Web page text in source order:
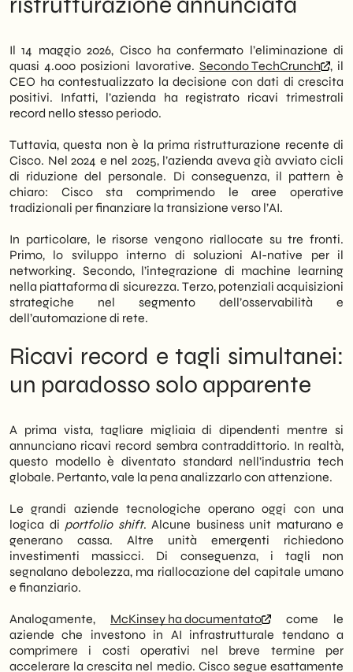
La lettura di SHM Studio: cosa cambia per
Il cantiere ancora aperto: dove Cisco non
ha ancora risposto
Next moves: cosa conviene fare adesso
trimestre da ricavi record. Pertanto, il
precisa riconfigurazione strategica verso
l’intelligenza artificiale infrastrutturale.
Inoltre, questa mossa segue altri cicli di
ristrutturazione avviati negli anni
precedenti. Di conseguenza, il mercato del
networking enterprise e della cloud security
sta cambiando rapidamente. Le risorse
liberate dai tagli vengono riallocate su R&D
e acquisizioni legate all’AI. In particolare,
Cisco punta a integrare capacità di
machine learning direttamente nei propri
stack di rete e sicurezza.
Per le PMI italiane B2B e retail, questo
scenario ha implicazioni concrete. Noi di
SHM Studio
osserviamo che i vendor di
riferimento stanno ridefinendo le proprie
aziende di medie dimensioni devono
aggiornare le proprie strategie digitali.SHM
Studio
supporta le PMI nell’interpretare
questi cambiamenti e nel tradurli in scelte
alla presenza digitale.
Il 14 maggio 2026, Cisco ha confermato l’eliminazione di
quasi 4.000 posizioni lavorative. Secondo TechCrunch
, il
CEO ha contestualizzato la decisione con dati di crescita
positivi. Infatti, l’azienda ha registrato ricavi trimestrali
record nello stesso periodo.
Tuttavia, questa non è la prima ristrutturazione recente di
Cisco. Nel 2024 e nel 2025, l’azienda aveva già avviato cicli
di riduzione del personale. Di conseguenza, il pattern è
chiaro: Cisco sta comprimendo le aree operative
tradizionali per finanziare la transizione verso l’AI.
In particolare, le risorse vengono riallocate su tre fronti.
Primo, lo sviluppo interno di soluzioni AI-native per il
networking. Secondo, l’integrazione di machine learning
nella piattaforma di sicurezza. Terzo, potenziali acquisizioni
strategiche nel segmento dell’osservabilità e
dell’automazione di rete.
Ricavi record e tagli simultanei:
un paradosso solo apparente
A prima vista, tagliare migliaia di dipendenti mentre si
annunciano ricavi record sembra contraddittorio. In realtà,
questo modello è diventato standard nell’industria tech
globale. Pertanto, vale la pena analizzarlo con attenzione.
Le grandi aziende tecnologiche operano oggi con una
logica di portfolio shift. Alcune business unit maturano e
generano cassa. Altre unità emergenti richiedono
investimenti massicci. Di conseguenza, i tagli non
segnalano debolezza, ma riallocazione del capitale umano
e finanziario.
Analogamente, McKinsey ha documentato
come le
aziende che investono in AI infrastrutturale tendano a
comprimere i costi operativi nel breve termine per
accelerare la crescita nel medio. Cisco segue esattamente